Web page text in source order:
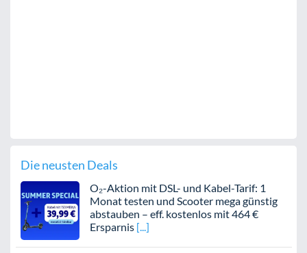
Die neusten Deals
O₂-Aktion mit DSL- und Kabel-Tarif: 1
Monat testen und Scooter mega günstig
abstauben – eff. kostenlos mit 464 €
Ersparnis